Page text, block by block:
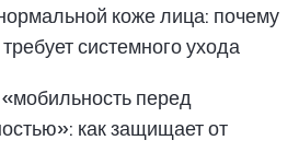
коже лица: почему
системного ухода
перед
как защищает от